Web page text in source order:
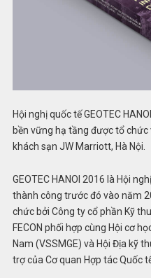
Hội nghị quốc tế GEOTEC
bền vững hạ tầng được tổ
khách sạn JW Marriott, Hà Nội.
GEOTEC HANOI 2016 là Hội
thành công trước đó vào năm
chức bởi Công ty cổ phần Kỹ
FECON phối hợp cùng Hội cơ
Nam (VSSMGE) và Hội Địa kỹ
trợ của Cơ quan Hợp tác Quốc